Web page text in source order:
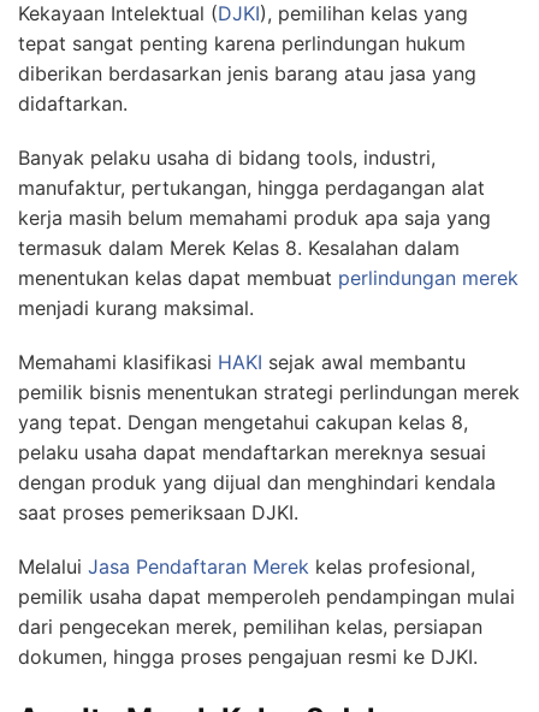
Kekayaan Intelektual (DJKI), pemilihan kelas yang
tepat sangat penting karena perlindungan hukum
diberikan berdasarkan jenis barang atau jasa yang
didaftarkan.
Banyak pelaku usaha di bidang tools, industri,
manufaktur, pertukangan, hingga perdagangan alat
kerja masih belum memahami produk apa saja yang
termasuk dalam Merek Kelas 8. Kesalahan dalam
menentukan kelas dapat membuat perlindungan merek
menjadi kurang maksimal.
Memahami klasifikasi HAKI sejak awal membantu
pemilik bisnis menentukan strategi perlindungan merek
yang tepat. Dengan mengetahui cakupan kelas 8,
pelaku usaha dapat mendaftarkan mereknya sesuai
dengan produk yang dijual dan menghindari kendala
saat proses pemeriksaan DJKI.
Melalui Jasa Pendaftaran Merek kelas profesional,
pemilik usaha dapat memperoleh pendampingan mulai
dari pengecekan merek, pemilihan kelas, persiapan
dokumen, hingga proses pengajuan resmi ke DJKI.